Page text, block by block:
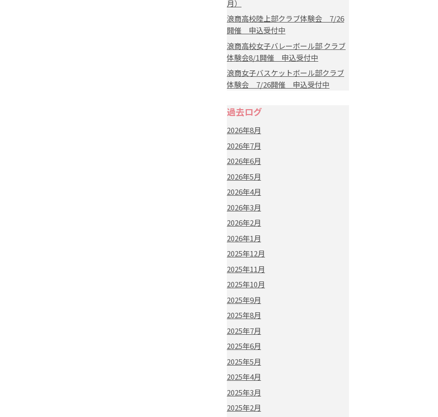
月）
浪商高校陸上部クラブ体験会 7/26
開催 申込受付中
浪商高校女子バレーボール部 クラブ
体験会8/1開催 申込受付中
浪商女子バスケットボール部クラブ
体験会 7/26開催 申込受付中
過去ログ
2026年8月
2026年7月
2026年6月
2026年5月
2026年4月
2026年3月
2026年2月
2026年1月
2025年12月
2025年11月
2025年10月
2025年9月
2025年8月
2025年7月
2025年6月
2025年5月
2025年4月
2025年3月
2025年2月